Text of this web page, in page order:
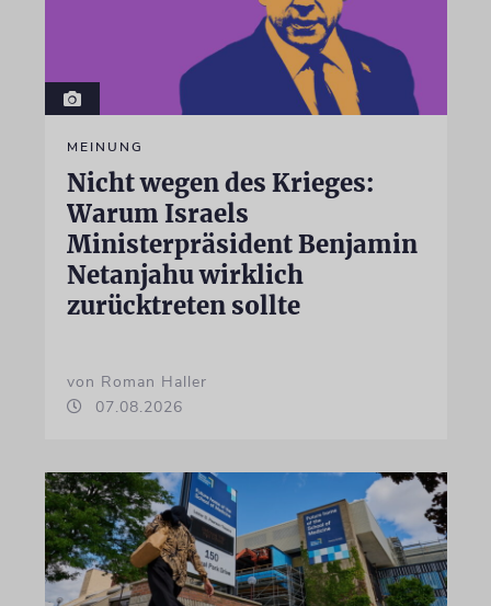
MEINUNG
Nicht wegen des Krieges:
Warum Israels
Ministerpräsident Benjamin
Netanjahu wirklich
zurücktreten sollte
von Roman Haller
07.08.2026